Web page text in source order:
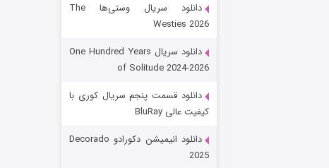
قسمت۶ (زیرنویس)
دانلود سریال وستی‌ها The
Westies 2026
دانلود سریال One Hundred Years
of Solitude 2024-2026
دانلود قسمت پنجم سریال کوری با
کیفیت عالی BluRay
دانلود انیمیشن دکورادو Decorado
2025